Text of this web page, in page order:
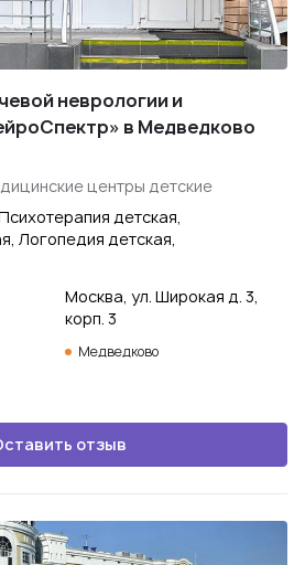
неврологии и
в Медведково
центры детские
детская,
Логопедия детская,
Москва, ул. Широкая д. 3,
корп. 3
Медведково
отзыв